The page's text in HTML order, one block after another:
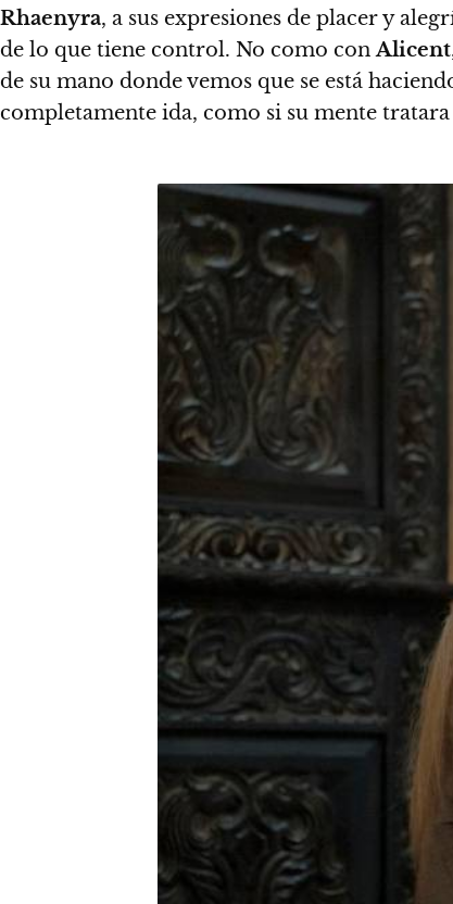
Rhaenyra, a sus expresiones de placer y
de lo que tiene control. No como conAlicent
de su mano donde vemos que se está
completamente ida, como si su mente tratara